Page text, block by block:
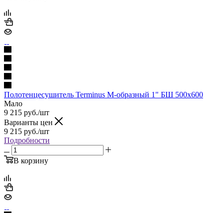
Полотенцесушитель Terminus М-образный 1" БШ 500х600
Мало
9 215 руб./шт
Варианты цен
9 215 руб./шт
Подробности
В корзину